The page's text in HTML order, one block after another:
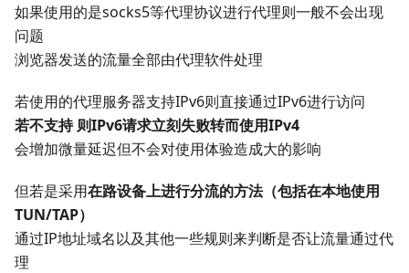
如果使用的是socks5等代理协议进行代理则一般不会出现
问题
浏览器发送的流量全部由代理软件处理
若使用的代理服务器支持IPv6则直接通过IPv6进行访问
若不支持 则IPv6请求立刻失败转而使用IPv4
会增加微量延迟但不会对使用体验造成大的影响
但若是采用在路设备上进行分流的方法（包括在本地使用
TUN/TAP）
通过IP地址域名以及其他一些规则来判断是否让流量通过代
理